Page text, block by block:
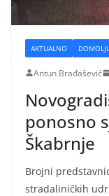
AKTUALNO
Antun Brađašević
ponosno
Škabrnje
Brojni
stradaliničkih